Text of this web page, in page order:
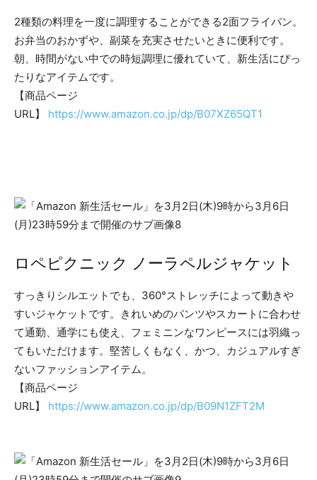
2種類の料理を一度に調理することができる2面フライパン。
お弁当のおかずや、副菜を充実させたいときに便利です。
朝、時間がない中での時短調理に優れていて、新生活にぴっ
たりなアイテムです。
【商品ページ
URL】 https://www.amazon.co.jp/dp/B07XZ65QT1
ロペピクニック ノーラペルジャケット
すっきりシルエットでも、360°ストレッチによって動きや
すいジャケットです。きれいめのパンツやスカートに合わせ
て通勤、通学にも使え、フェミニンなワンピースには羽織っ
てもいただけます。堅苦しくもなく、かつ、カジュアルすぎ
ないファッションアイテム。
【商品ページ
URL】 https://www.amazon.co.jp/dp/B09N1ZFT2M